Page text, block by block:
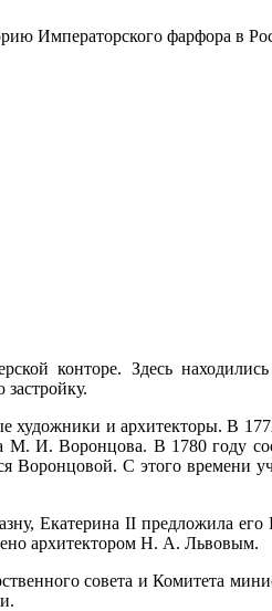
Императорского фарфора в
конторе. Здесь
художники и архитекторы. В
М. И. Воронцова. В 1780 году
Воронцовой. С этого времени
Екатерина II предложила
архитектором Н. А. Львовым.
совета и Комитета